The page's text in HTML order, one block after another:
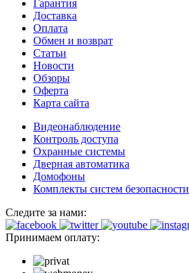
Гарантия
Доставка
Оплата
Обмен и возврат
Статьи
Новости
Обзоры
Оферта
Карта сайта
Видеонаблюдение
Контроль доступа
Охранные системы
Дверная автоматика
Домофоны
Комплекты систем безопасности
Следите за нами:
Принимаем оплату: